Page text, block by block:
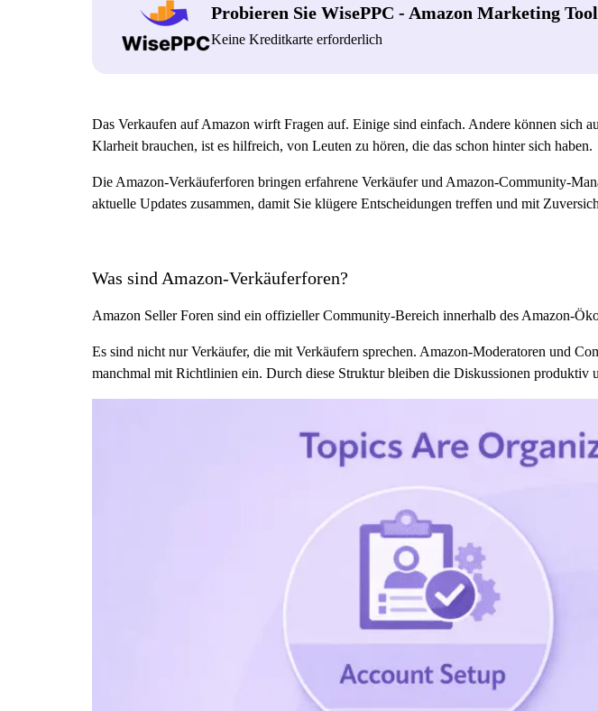
Probieren Sie WisePPC - Amazon Marketing Tool
Keine Kreditkarte erforderlich
Das Verkaufen auf Amazon wirft Fragen auf. Einige sind einfach. Andere können sich
Klarheit brauchen, ist es hilfreich, von Leuten zu hören, die das schon hinter sich haben.
Die Amazon-Verkäuferforen bringen erfahrene Verkäufer und Amazon-Community-
aktuelle Updates zusammen, damit Sie klügere Entscheidungen treffen und mit
Was sind Amazon-Verkäuferforen?
Amazon Seller Foren sind ein offizieller Community-Bereich innerhalb des Amazon-
Es sind nicht nur Verkäufer, die mit Verkäufern sprechen. Amazon-Moderatoren und
manchmal mit Richtlinien ein. Durch diese Struktur bleiben die Diskussionen produktiv